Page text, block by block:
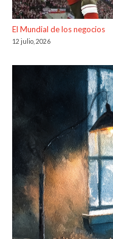
El Mundial de los negocios
12 julio, 2026